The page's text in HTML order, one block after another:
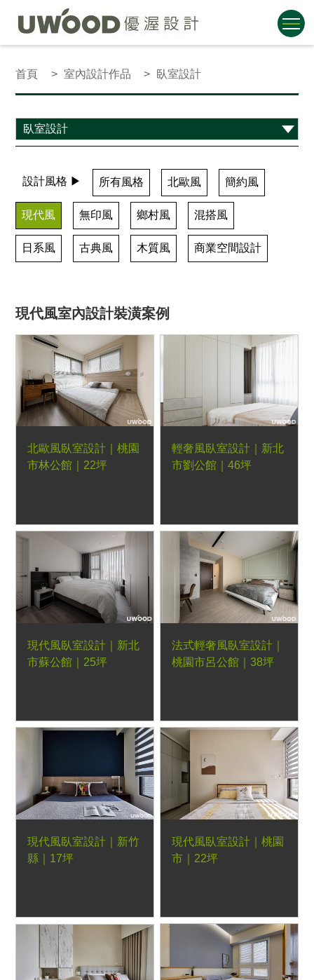
首頁 室內設計作品 臥室設計
設計風格 ▶ 所有風格 北歐風 簡約風
現代風 無印風 鄉村風 混搭風
日系風 古典風 木質風 商業空間設計
現代風室內設計裝潢案例
北歐風臥室設計｜桃園
市林公館｜22坪
輕奢風臥室設計｜新北
市劉公館｜46坪
現代風臥室設計｜新北
市蘇公館｜25坪
法式輕奢風臥室設計｜
桃園市呂公館｜38坪
現代風臥室設計｜新竹
縣｜17坪
現代風臥室設計｜桃園
市｜22坪